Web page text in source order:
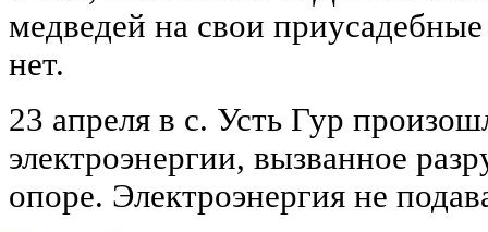
медведей на свои
нет.
23 апреля в с. Усть Гур
электроэнергии, вызванное
опоре. Электроэнергия не